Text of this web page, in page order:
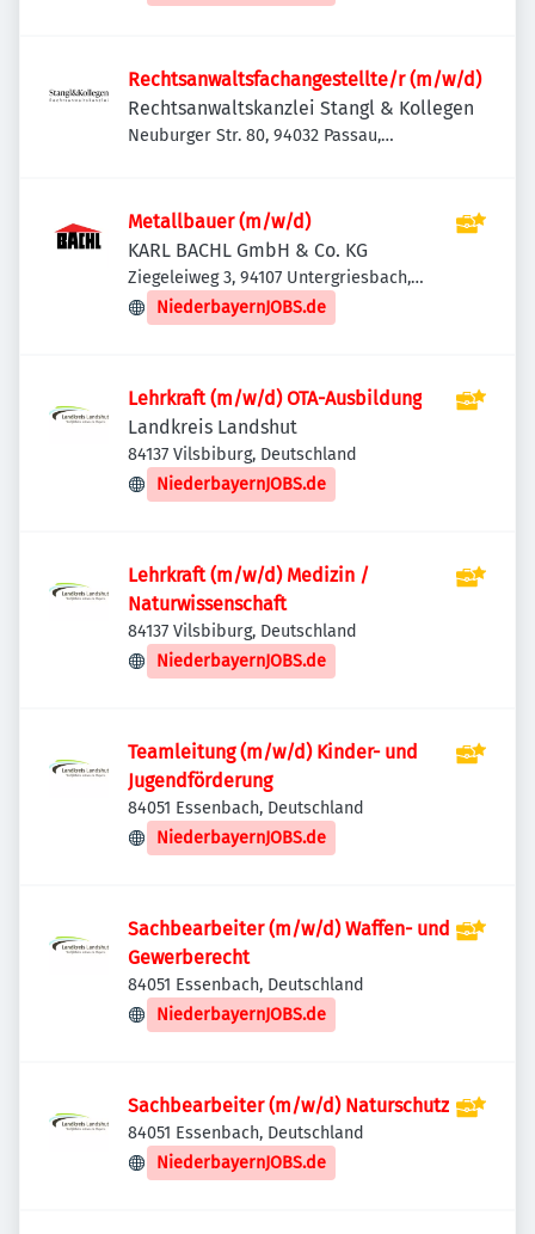
Rechtsanwaltsfachangestellte/r (m/w/d)
Rechtsanwaltskanzlei Stangl & Kollegen
Neuburger Str. 80, 94032 Passau,
Metallbauer (m/w/d)
KARL BACHL GmbH & Co. KG
Ziegeleiweg 3, 94107 Untergriesbach,
Deutschland
NiederbayernJOBS.de
Lehrkraft (m/w/d) OTA-Ausbildung
Landkreis Landshut
84137 Vilsbiburg, Deutschland
NiederbayernJOBS.de
Lehrkraft (m/w/d) Medizin /
Naturwissenschaft
84137 Vilsbiburg, Deutschland
NiederbayernJOBS.de
Teamleitung (m/w/d) Kinder- und
Jugendförderung
84051 Essenbach, Deutschland
NiederbayernJOBS.de
Sachbearbeiter (m/w/d) Waffen- und
Gewerberecht
84051 Essenbach, Deutschland
NiederbayernJOBS.de
Sachbearbeiter (m/w/d) Naturschutz
84051 Essenbach, Deutschland
NiederbayernJOBS.de